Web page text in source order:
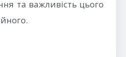
та важливість цього